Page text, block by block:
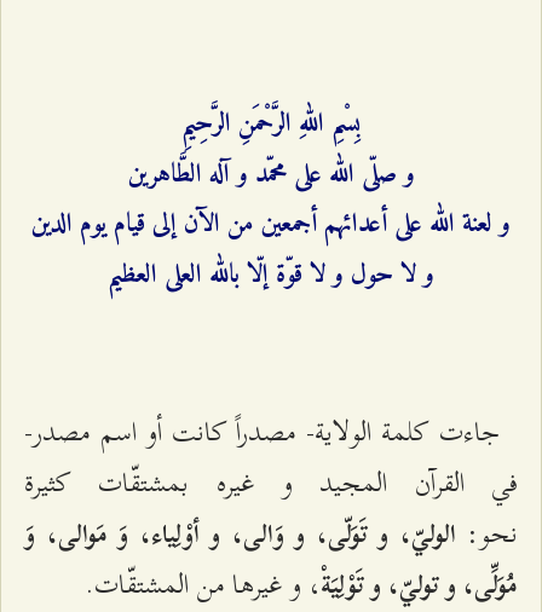
بِسْمِ اللهِ الرَّحْمَنِ الرَّحِيمِ‌
و صلّى الله على محمّد و آله الطَّاهرين‌
و لعنة الله على أعدائهم أجمعين من الآن إلى قيام يوم الدين‌
و لا حول و لا قوّة إلّا بالله العلى العظيم‌
جاءت كلمة الولاية- مصدراً كانت أو اسم مصدر-
في القرآن المجيد و غيره بمشتقّات كثيرة
نحو: الوليّ، و تَوَلّى، و وَالى، و أوْلِياء، وَ مَوالى، وَ
مُوَلِّى، و توليّ، و تَوْلِيَةْ، و غيرها من المشتقّات.